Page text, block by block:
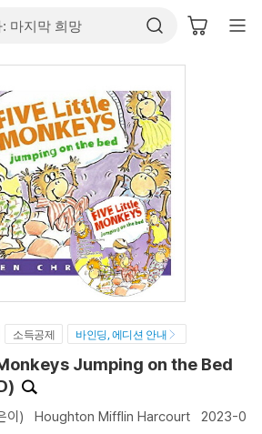
소득공제 바인딩, 에디션 안내
Jumping on the Bed
이) Houghton Mifflin Harcourt 2023-0